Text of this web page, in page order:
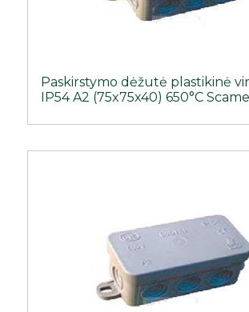
Paskirstymo dėžutė plastikinė
IP54 A2 (75x75x40) 650°C Scame